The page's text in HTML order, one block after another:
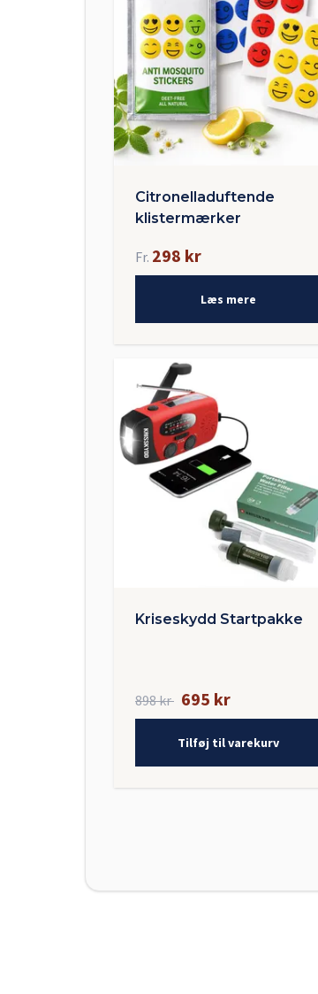
Citronelladuftende
klistermærker
Fr. 298 kr
Læs mere
Kriseskydd Startpakke
898 kr 695 kr
Tilføj til varekurv